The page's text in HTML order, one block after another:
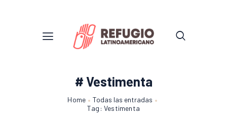
# Vestimenta
Home
Todas las entradas
Tag: Vestimenta